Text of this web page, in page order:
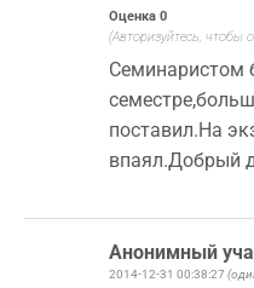
Оценка 0
(Авторизуйтесь, чтобы
Семинаристом
поставил.На
впаял.Добрый
Анонимный
2014-12-31 00:38:27